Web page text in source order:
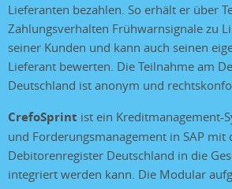
Lieferanten bezahlen. So erhält er über
Zahlungsverhalten Frühwarnsignale zu
seiner Kunden und kann auch seinen
Lieferant bewerten. Die Teilnahme am
Deutschland ist anonym und
CrefoSprint ist ein Kreditmanagement-
und Forderungsmanagement in SAP mit
Debitorenregister Deutschland in die
integriert werden kann. Die Modular